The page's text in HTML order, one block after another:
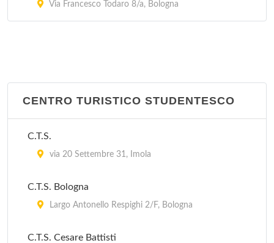
Via Francesco Todaro 8/a, Bologna
CENTRO TURISTICO STUDENTESCO
C.T.S.
via 20 Settembre 31, Imola
C.T.S. Bologna
Largo Antonello Respighi 2/F, Bologna
C.T.S. Cesare Battisti